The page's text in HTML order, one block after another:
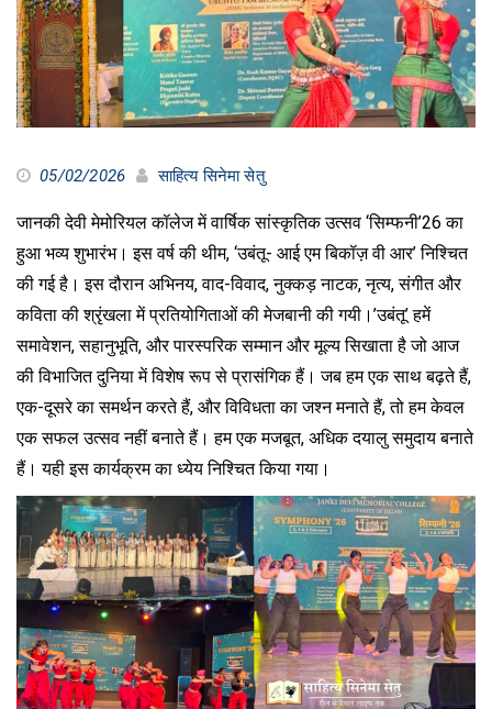
05/02/2026 साहित्य सिनेमा सेतु
जानकी देवी मेमोरियल कॉलेज में वार्षिक सांस्कृतिक उत्सव ‘सिम्फनी’26 का
हुआ भव्य शुभारंभ। इस वर्ष की थीम, ‘उबंतू- आई एम बिकॉज़ वी आर’ निश्चित
की गई है। इस दौरान अभिनय, वाद-विवाद, नुक्कड़ नाटक, नृत्य, संगीत और
कविता की श्रृंखला में प्रतियोगिताओं की मेजबानी की गयी।’उबंतू’ हमें
समावेशन, सहानुभूति, और पारस्परिक सम्मान और मूल्य सिखाता है जो आज
की विभाजित दुनिया में विशेष रूप से प्रासंगिक हैं। जब हम एक साथ बढ़ते हैं,
एक-दूसरे का समर्थन करते हैं, और विविधता का जश्न मनाते हैं, तो हम केवल
एक सफल उत्सव नहीं बनाते हैं। हम एक मजबूत, अधिक दयालु समुदाय बनाते
हैं। यही इस कार्यक्रम का ध्येय निश्चित किया गया।